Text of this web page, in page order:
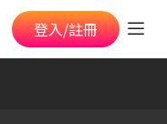
登入/註冊